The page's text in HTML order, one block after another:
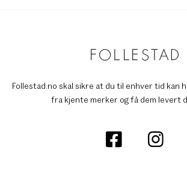
Follestad.no skal sikre at du til enhver tid kan
fra kjente merker og få dem levert